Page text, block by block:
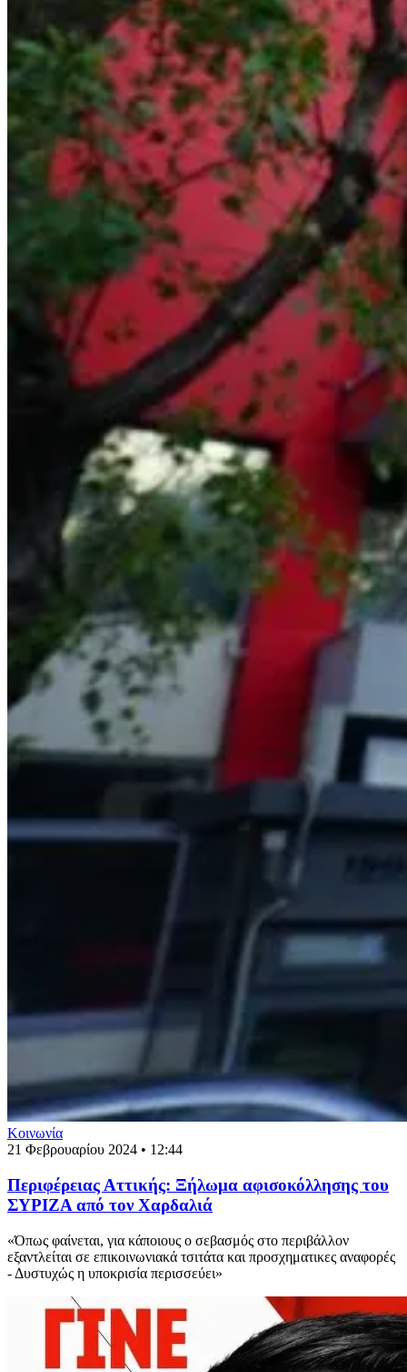
Κοινωνία
21 Φεβρουαρίου 2024 • 12:44
Περιφέρειας Αττικής: Ξήλωμα αφισοκόλλησης του
ΣΥΡΙΖΑ από τον Χαρδαλιά
«Όπως φαίνεται, για κάποιους ο σεβασμός στο περιβάλλον
εξαντλείται σε επικοινωνιακά τσιτάτα και προσχηματικες αναφορές
- Δυστυχώς η υποκρισία περισσεύει»